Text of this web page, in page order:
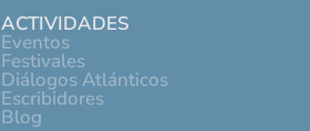
ACTIVIDADES
Eventos
Festivales
Diálogos Atlánticos
Escribidores
Blog